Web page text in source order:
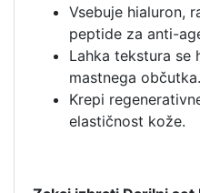
Vsebuje hialuron,
peptide za anti-
Lahka tekstura se
mastnega občutka.
Krepi
elastičnost kože.